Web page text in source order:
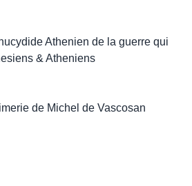
Athenien de la guerre qui
& Atheniens
de Michel de Vascosan